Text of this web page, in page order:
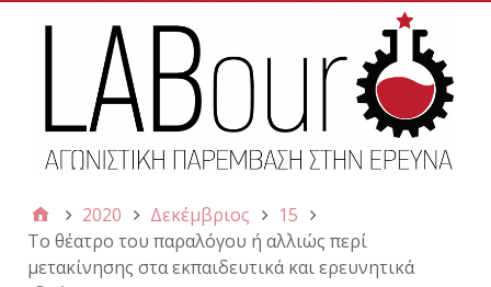
2020 Δεκέμβριος
15
Το θέατρο του παραλόγου ή αλλιώς περί
μετακίνησης στα εκπαιδευτικά και ερευνητικά